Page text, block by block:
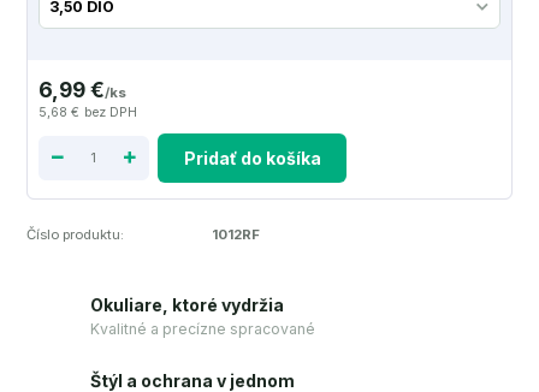
6,99 €/ks
5,68 € bez DPH
Pridať do košíka
Číslo produktu: 1012RF
Okuliare, ktoré vydržia
Kvalitné a precízne spracované
Štýl a ochrana v jednom